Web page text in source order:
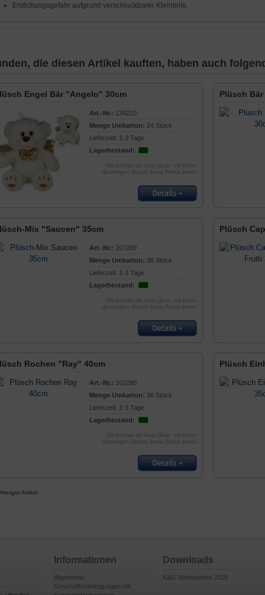
Erstickungsgefahr aufgrund verschluckbarer Kleinteile.
die diesen Artikel kauften, haben auch
Engel Bär "Angelo" 30cm
Art.-Nr.: 139210
Menge Umkarton: 24 Stück
Lieferzeit: 1-3 Tage
Lagerbestand:
Sie können als Gast (bzw. mit Ihrem
derzeitigen Status) keine Preise sehen
Plüsch
Mix "Saucen" 35cm
Art.-Nr.: 107200
Menge Umkarton: 36 Stück
Lieferzeit: 1-3 Tage
Lagerbestand:
Sie können als Gast (bzw. mit Ihrem
derzeitigen Status) keine Preise sehen
Plüsch
Rochen "Ray" 40cm
Art.-Nr.: 101290
Menge Umkarton: 36 Stück
Lieferzeit: 1-3 Tage
Lagerbestand:
Sie können als Gast (bzw. mit Ihrem
derzeitigen Status) keine Preise sehen
Plüsch
Artikel
Informationen
Allgemeine
Geschäftsbedingungen mit
Downloads
K&G Werbeideen 2026